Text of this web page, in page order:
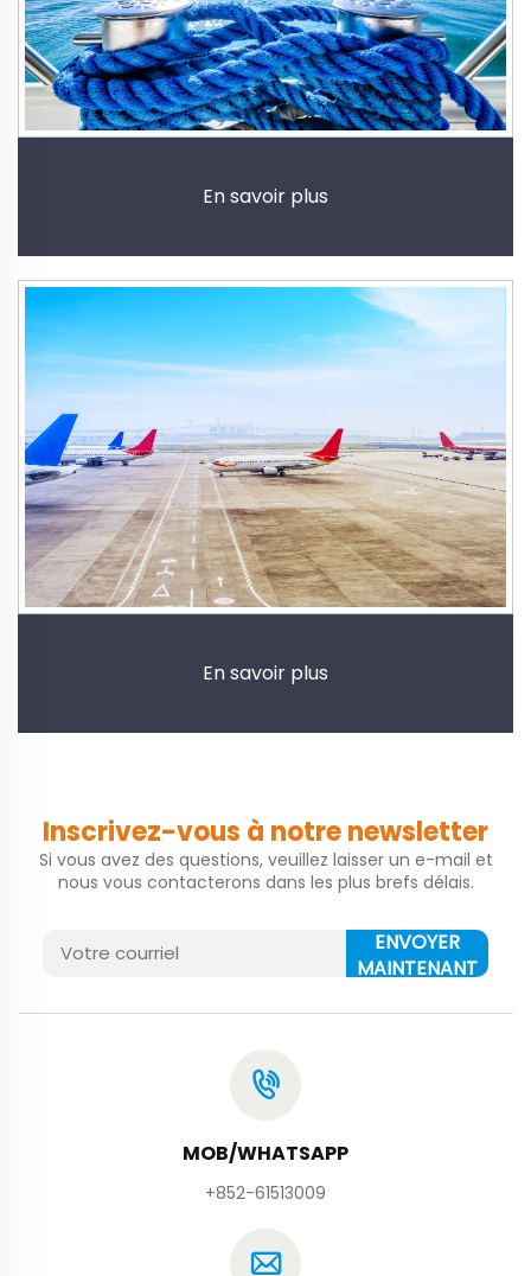
En savoir plus
En savoir plus
Inscrivez-vous à notre newsletter
Si vous avez des questions, veuillez laisser un e-mail et
nous vous contacterons dans les plus brefs délais.
ENVOYER
MAINTENANT
MOB/WHATSAPP
+852-61513009